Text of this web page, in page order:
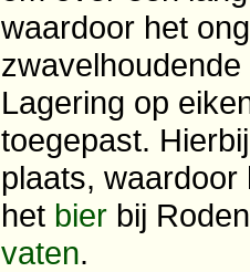
waardoor het
Lagering op
toegepast.
plaats,
het bier bij
vaten.